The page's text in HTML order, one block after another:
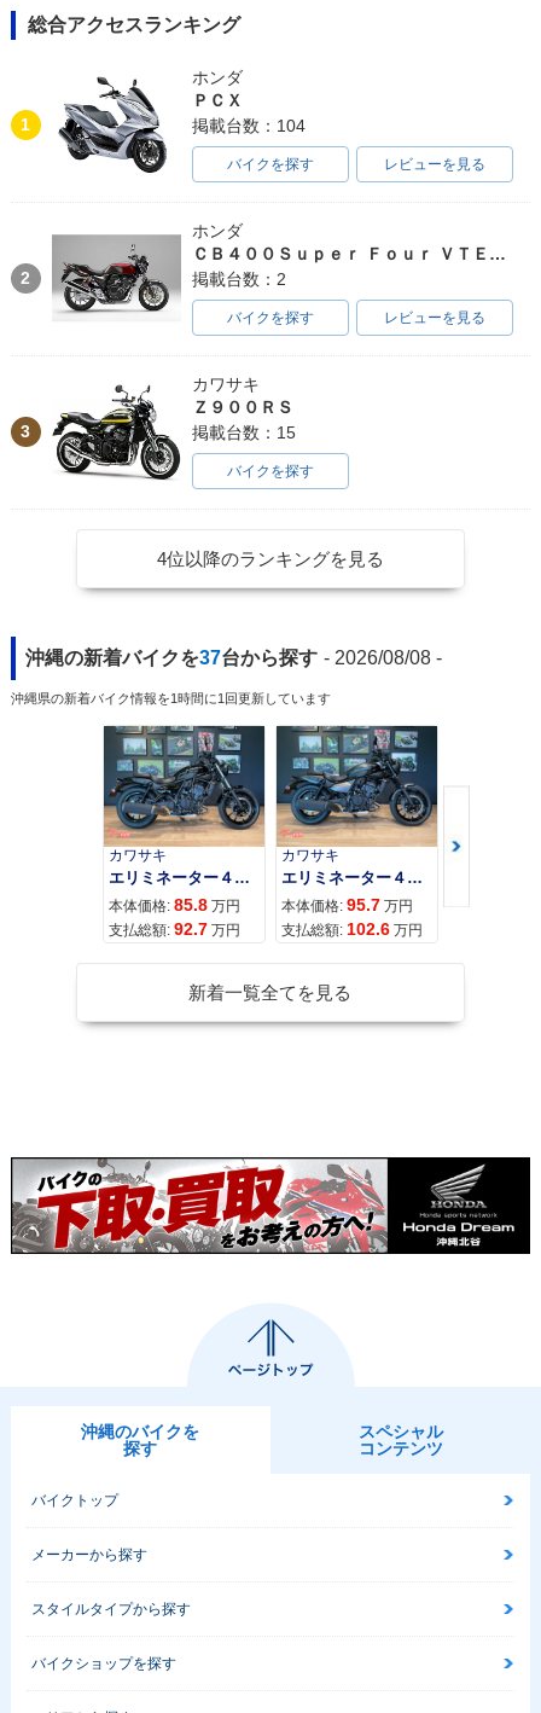
総合アクセスランキング
1
ホンダ
ＰＣＸ
掲載台数：104
バイクを探す レビューを見る
2
ホンダ
ＣＢ４００Ｓｕｐｅｒ Ｆｏｕｒ ＶＴＥＣ ＳＰＥＣ３
掲載台数：2
バイクを探す レビューを見る
3
カワサキ
Ｚ９００ＲＳ
掲載台数：15
バイクを探す
4位以降のランキングを見る
沖縄の新着バイクを37台から探す - 2026/08/08 -
沖縄県の新着バイク情報を1時間に1回更新しています
カワサキ
エリミネーター４００
本体価格: 85.8 万円
支払総額: 92.7 万円
カワサキ
エリミネーター４００ＳＥ
本体価格: 95.7 万円
支払総額: 102.6 万円
カワサキ
本体価格:
新着一覧全てを見る
沖縄のバイクを
探す
スペシャル
コンテンツ
バイクトップ
メーカーから探す
スタイルタイプから探す
バイクショップを探す